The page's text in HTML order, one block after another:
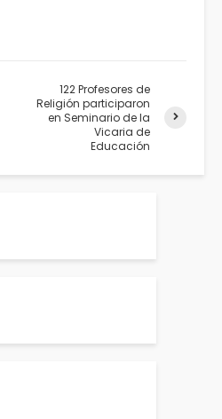
122 Profesores de
Religión participaron
en Seminario de la
Vicaria de
Educación